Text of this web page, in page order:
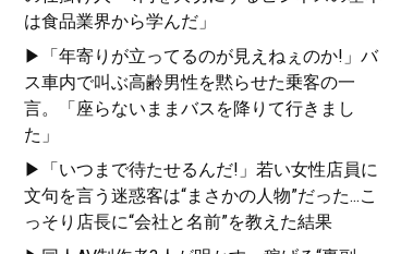
は食品業界から学んだ」
▶「年寄りが立ってるのが見えねぇのか!」バ
ス車内で叫ぶ高齢男性を黙らせた乗客の一
言。「座らないままバスを降りて行きまし
た」
▶「いつまで待たせるんだ!」若い女性店員に
文句を言う迷惑客は“まさかの人物”だった...こ
っそり店長に“会社と名前”を教えた結果